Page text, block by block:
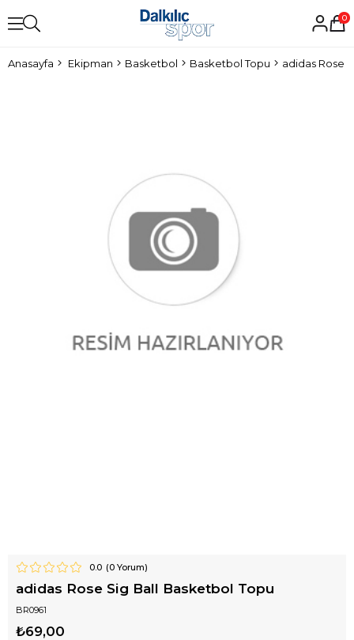
0
Anasayfa Ekipman Basketbol Basketbol Topu adidas Rose
0.0 (0Yorum)
adidas Rose Sig Ball Basketbol Topu
BR0961
₺69,00